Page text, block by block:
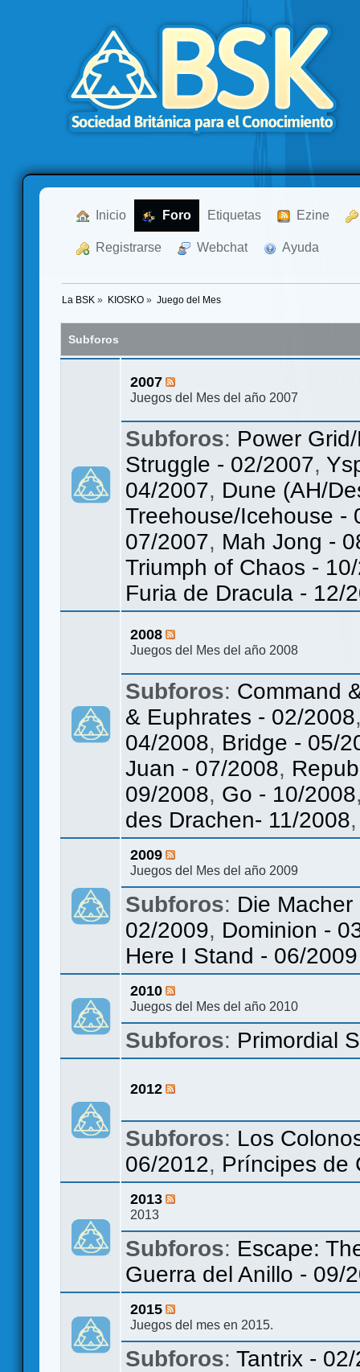
Inicio Foro Etiquetas Ezine
Registrarse Webchat Ayuda
La BSK » KIOSKO» Juego del Mes
Subforos
2007
Juegos del Mes del año 2007
Subforos: Power
Struggle - 02/2007,
04/2007, Dune (AH/
Treehouse/Icehouse -
07/2007, Mah Jong -
Triumph of Chaos -
Furia de Dracula - 12/
2008
Juegos del Mes del año 2008
Subforos: Command
& Euphrates - 02/2008
04/2008, Bridge - 05/
Juan - 07/2008,
09/2008, Go - 10/2008
des Drachen- 11/2008
2009
Juegos del Mes del año 2009
Subforos: Die
02/2009, Dominion -
Here I Stand - 06/2009
2010
Juegos del Mes del año 2010
Subforos: Primordial
2012
Subforos: Los
06/2012, Príncipes de
2013
2013
Subforos: Escape:
Guerra del Anillo - 09/
2015
Juegos del mes en 2015.
Subforos: Tantrix -